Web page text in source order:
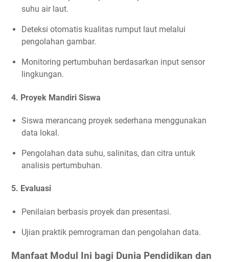
suhu air laut.
Deteksi otomatis kualitas rumput laut melalui
pengolahan gambar.
Monitoring pertumbuhan berdasarkan input sensor
lingkungan.
4. Proyek Mandiri Siswa
Siswa merancang proyek sederhana menggunakan
data lokal.
Pengolahan data suhu, salinitas, dan citra untuk
analisis pertumbuhan.
5. Evaluasi
Penilaian berbasis proyek dan presentasi.
Ujian praktik pemrograman dan pengolahan data.
Manfaat Modul Ini bagi Dunia Pendidikan dan